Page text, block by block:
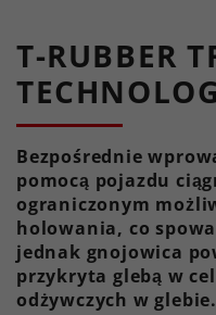
T-RUBBER
Bezpośrednie
pomocą pojazdu
ograniczonym
holowania, co
jednak gnojowica
przykryta glebą w
odżywczych w glebie.
zgody
do
to
Cel
Nazwa